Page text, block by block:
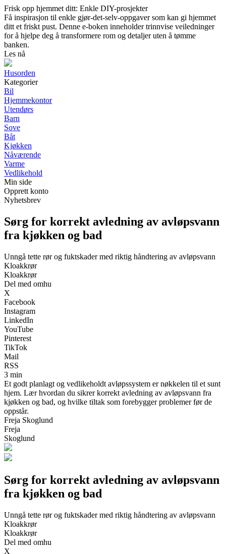
Frisk opp hjemmet ditt: Enkle DIY-prosjekter
Få inspirasjon til enkle gjør-det-selv-oppgaver som kan gi hjemmet
ditt et friskt pust. Denne e-boken inneholder trinnvise veiledninger
for å hjelpe deg å transformere rom og detaljer uten å tømme
banken.
Les nå
Husorden
Kategorier
Bil
Hjemmekontor
Utendørs
Barn
Sove
Båt
Kjøkken
Nåværende
Varme
Vedlikehold
Min side
Opprett konto
Nyhetsbrev
Sørg for korrekt avledning av avløpsvann
fra kjøkken og bad
Unngå tette rør og fuktskader med riktig håndtering av avløpsvann
Kloakkrør
Kloakkrør
Del med omhu
X
Facebook
Instagram
LinkedIn
YouTube
Pinterest
TikTok
Mail
RSS
3 min
Et godt planlagt og vedlikeholdt avløpssystem er nøkkelen til et sunt
hjem. Lær hvordan du sikrer korrekt avledning av avløpsvann fra
kjøkken og bad, og hvilke tiltak som forebygger problemer før de
oppstår.
Freja Skoglund
Freja
Skoglund
Sørg for korrekt avledning av avløpsvann
fra kjøkken og bad
Unngå tette rør og fuktskader med riktig håndtering av avløpsvann
Kloakkrør
Kloakkrør
Del med omhu
X